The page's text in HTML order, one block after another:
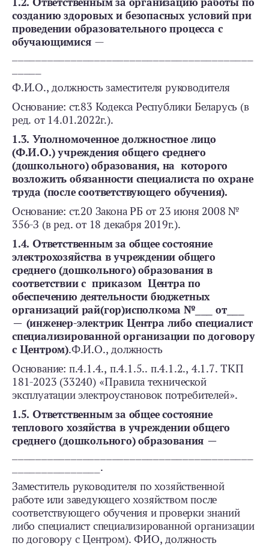
1.2. Ответственным за организацию работы по
созданию здоровых и безопасных условий при
проведении образовательного процесса с
обучающимися—
Ф.И.О., должность заместителя руководителя
Основание: ст.83 Кодекса Республики Беларусь (в
ред. от 14.01.2022г.).
1.3. Уполномоченное должностное лицо
(Ф.И.О.) учреждения общего среднего
(дошкольного) образования, на которого
возложить обязанности специалиста по охране
труда (после соответствующего обучения).
Основание: ст.20 Закона РБ от 23 июня 2008 №
356-З (в ред. от 18 декабря 2019г.).
1.4. Ответственным за общее состояние
электрохозяйства в учреждении общего
среднего (дошкольного) образования в
соответствии с приказом Центра по
обеспечению деятельности бюджетных
организаций рай(гор)исполкома №___ от___
— (инженер-электрик Центра либо специалист
специализированной организации по договору
с Центром).Ф.И.О., должность
Основание: п.4.1.4., п.4.1.5.. п.4.1.2., 4.1.7. ТКП
181-2023 (33240) «Правила технической
эксплуатации электроустановок потребителей».
1.5. Ответственным за общее состояние
теплового хозяйства в учреждении общего
среднего (дошкольного) образования —
_______________.
Заместитель руководителя по хозяйственной
работе или заведующего хозяйством после
соответствующего обучения и проверки знаний
либо специалист специализированной организации
по договору с Центром). ФИО, должность